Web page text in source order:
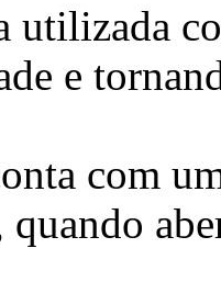
utilizada
e
com